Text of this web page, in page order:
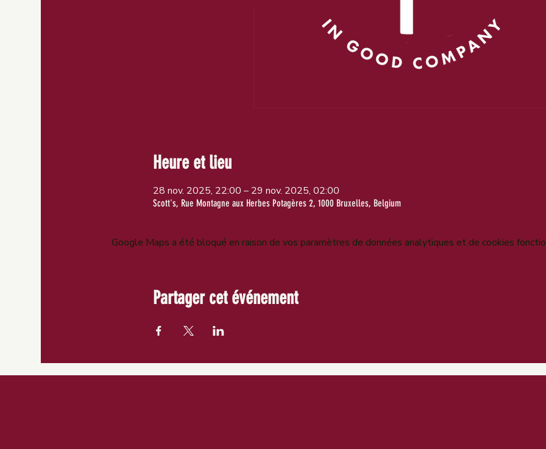
Heure et lieu
28 nov. 2025, 22:00 – 29 nov. 2025, 02:00
Scott's, Rue Montagne aux Herbes Potagères 2, 1000 Bruxelles, Belgium
Google Maps a été bloqué en raison de vos paramètres de données analytiques et de cookies
Partager cet événement